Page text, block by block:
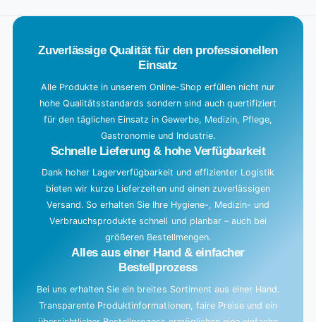
a
Zuverlässige Qualität für den professionellen
Einsatz
Alle Produkte in unserem Online-Shop erfüllen nicht nur
hohe Qualitätsstandards sondern sind auch quertifiziert
für den täglichen Einsatz in Gewerbe, Medizin, Pflege,
Gastronomie und Industrie.
Schnelle Lieferung & hohe Verfügbarkeit
Dank hoher Lagerverfügbarkeit und effizienter Logistik
bieten wir kurze Lieferzeiten und einen zuverlässigen
Versand. So erhalten Sie Ihre Hygiene-, Medizin- und
Verbrauchsprodukte schnell und planbar – auch bei
größeren Bestellmengen.
Alles aus einer Hand & einfacher
Bestellprozess
Bei uns erhalten Sie ein breites Sortiment aus einer Hand.
Transparente Produktinformationen, faire Preise und ein